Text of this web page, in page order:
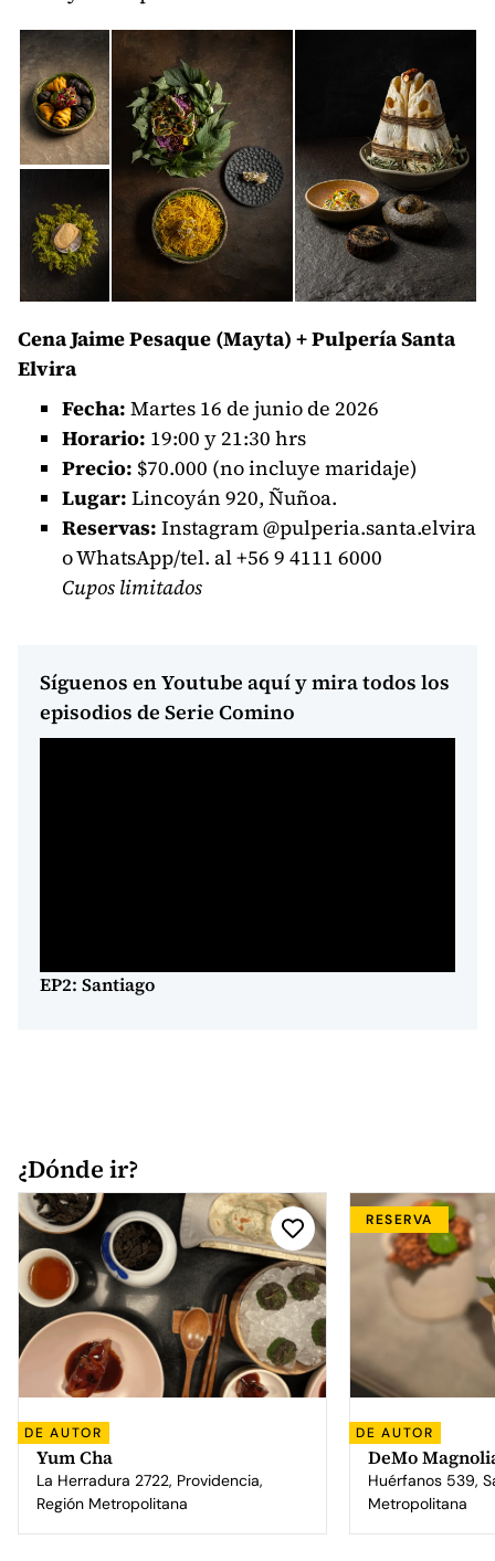
Cena Jaime Pesaque (Mayta) + Pulpería Santa
Elvira
Fecha: Martes 16 de junio de 2026
Horario: 19:00 y 21:30 hrs
Precio: $70.000 (no incluye maridaje)
Lugar: Lincoyán 920, Ñuñoa.
Reservas: Instagram @pulperia.santa.elvira
o WhatsApp/tel. al +56 9 4111 6000
Cupos limitados
Síguenos en Youtube aquí y mira todos los
episodios de Serie Comino
EP2: Santiago
¿Dónde ir?
DE AUTOR
Yum Cha
La Herradura 2722, Providencia,
Región Metropolitana
RESERVA
DE AUTOR
DeMo
Huérfanos 539,
Metropolitana